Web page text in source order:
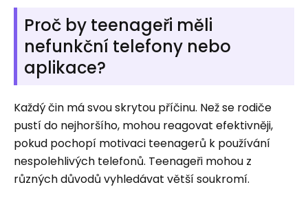
Proč by teenageři měli
nefunkční telefony nebo
aplikace?
Každý čin má svou skrytou příčinu. Než se rodiče
pustí do nejhoršího, mohou reagovat efektivněji,
pokud pochopí motivaci teenagerů k používání
nespolehlivých telefonů. Teenageři mohou z
různých důvodů vyhledávat větší soukromí.